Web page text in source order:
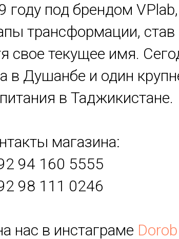
году под брендом
трансформации, став
свое текущее имя.
в Душанбе и один
в Таджикистане.
магазина:
94 160 5555
98 111 0246
нас в инстаграме